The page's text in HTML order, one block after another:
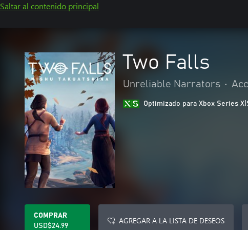
Saltar al contenido principal
Two Falls
Unreliable Narrators •
Optimizado para Xbox Series
COMPRAR
USD$24.99
AGREGAR A LA LISTA DE DESEOS